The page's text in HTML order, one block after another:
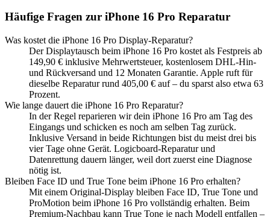
Häufige Fragen zur iPhone 16 Pro Reparatur
Was kostet die iPhone 16 Pro Display-Reparatur?
Der Displaytausch beim iPhone 16 Pro kostet als Festpreis ab
149,90 € inklusive Mehrwertsteuer, kostenlosem DHL-Hin-
und Rückversand und 12 Monaten Garantie. Apple ruft für
dieselbe Reparatur rund 405,00 € auf – du sparst also etwa 63
Prozent.
Wie lange dauert die iPhone 16 Pro Reparatur?
In der Regel reparieren wir dein iPhone 16 Pro am Tag des
Eingangs und schicken es noch am selben Tag zurück.
Inklusive Versand in beide Richtungen bist du meist drei bis
vier Tage ohne Gerät. Logicboard-Reparatur und
Datenrettung dauern länger, weil dort zuerst eine Diagnose
nötig ist.
Bleiben Face ID und True Tone beim iPhone 16 Pro erhalten?
Mit einem Original-Display bleiben Face ID, True Tone und
ProMotion beim iPhone 16 Pro vollständig erhalten. Beim
Premium-Nachbau kann True Tone je nach Modell entfallen –